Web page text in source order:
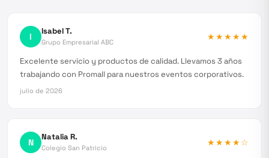
I Isabel T.
Grupo Empresarial ABC
★★★★★
Excelente servicio y productos de calidad. Llevamos 3 años
trabajando con Promall para nuestros eventos corporativos.
julio de 2026
N Natalia R.
Colegio San Patricio
★★★★☆